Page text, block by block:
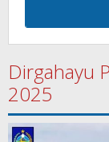
Dirgahayu
2025